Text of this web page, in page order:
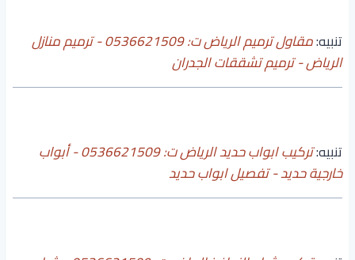
تنبيه:
مقاول ترميم الرياض ت: 0536621509 - ترميم منازل
الرياض - ترميم تشققات الجدران
تنبيه:
تركيب ابواب حديد الرياض ت: 0536621509 - أبواب
خارجية حديد - تفصيل ابواب حديد